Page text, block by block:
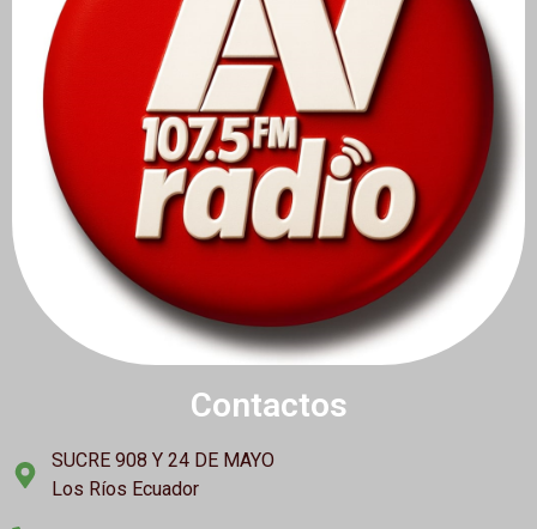
Contactos
SUCRE 908 Y 24 DE MAYO
Los Ríos Ecuador